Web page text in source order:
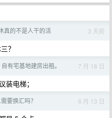
真的不是人干的活 3 天前
？
有宅基地建房出租。 7 月 18 日
装电梯；
要换汇吗？ 6 月 13 日